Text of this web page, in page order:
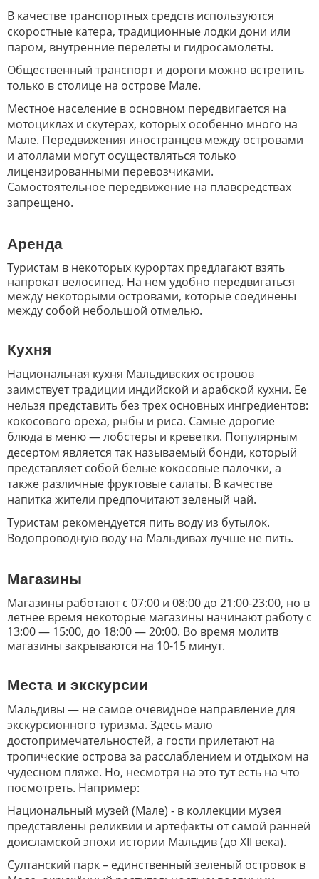
В качестве транспортных средств используются
скоростные катера, традиционные лодки дони или
паром, внутренние перелеты и гидросамолеты.
Общественный транспорт и дороги можно встретить
только в столице на острове Мале.
Местное население в основном передвигается на
мотоциклах и скутерах, которых особенно много на
Мале. Передвижения иностранцев между островами
и атоллами могут осуществляться только
лицензированными перевозчиками.
Самостоятельное передвижение на плавсредствах
запрещено.
Аренда
Туристам в некоторых курортах предлагают взять
напрокат велосипед. На нем удобно передвигаться
между некоторыми островами, которые соединены
между собой небольшой отмелью.
Кухня
Национальная кухня Мальдивских островов
заимствует традиции индийской и арабской кухни. Ее
нельзя представить без трех основных ингредиентов:
кокосового ореха, рыбы и риса. Самые дорогие
блюда в меню — лобстеры и креветки. Популярным
десертом является так называемый бонди, который
представляет собой белые кокосовые палочки, а
также различные фруктовые салаты. В качестве
напитка жители предпочитают зеленый чай.
Туристам рекомендуется пить воду из бутылок.
Водопроводную воду на Мальдивах лучше не пить.
Магазины
Магазины работают с 07:00 и 08:00 до 21:00-23:00, но в
летнее время некоторые магазины начинают работу с
13:00 — 15:00, до 18:00 — 20:00. Во время молитв
магазины закрываются на 10-15 минут.
Места и экскурсии
Мальдивы — не самое очевидное направление для
экскурсионного туризма. Здесь мало
достопримечательностей, а гости прилетают на
тропические острова за расслаблением и отдыхом на
чудесном пляже. Но, несмотря на это тут есть на что
посмотреть. Например:
Национальный музей (Мале) - в коллекции музея
представлены реликвии и артефакты от самой ранней
доисламской эпохи истории Мальдив (до XII века).
Султанский парк – единственный зеленый островок в